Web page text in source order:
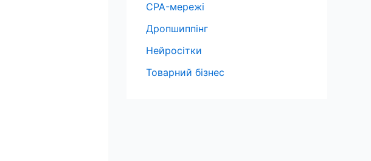
CPA-мережі
Дропшиппінг
Нейросітки
Товарний бізнес